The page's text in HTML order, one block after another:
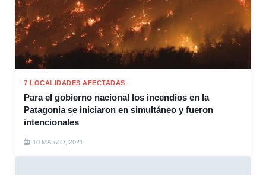
7 LOCALIDADES AFECTADAS
Para el gobierno nacional los incendios en la
Patagonia se iniciaron en simultáneo y fueron
intencionales
10 MARZO, 2021